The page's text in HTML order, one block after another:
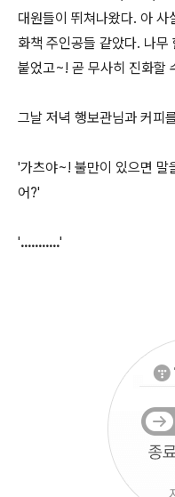
대원들이 뛰쳐나왔다. 아
화책 주인공들 같았다. 나
붙었고~! 곧 무사히 진화할
그날 저녁 행보관님과 커피
'가츠야~! 불만이 있으면 말
어?'
'...........'